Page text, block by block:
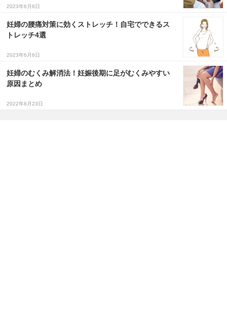
2023年6月6日
妊婦の腰痛対策に効くストレッチ！自宅でできるス
トレッチ4選
2023年6月6日
妊婦のむくみ解消法！妊娠後期に足がむくみやすい
原因まとめ
2022年8月23日